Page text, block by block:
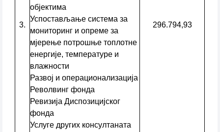
3.
објектима
Успостављање система за
мониторинг и опреме за
мјерење потрошње топлотне
енергије, температуре и
влажности
Развој и операционализација
Револвинг фонда
Ревизија Диспозицијског
фонда
Услуге других консултаната
296.794,93